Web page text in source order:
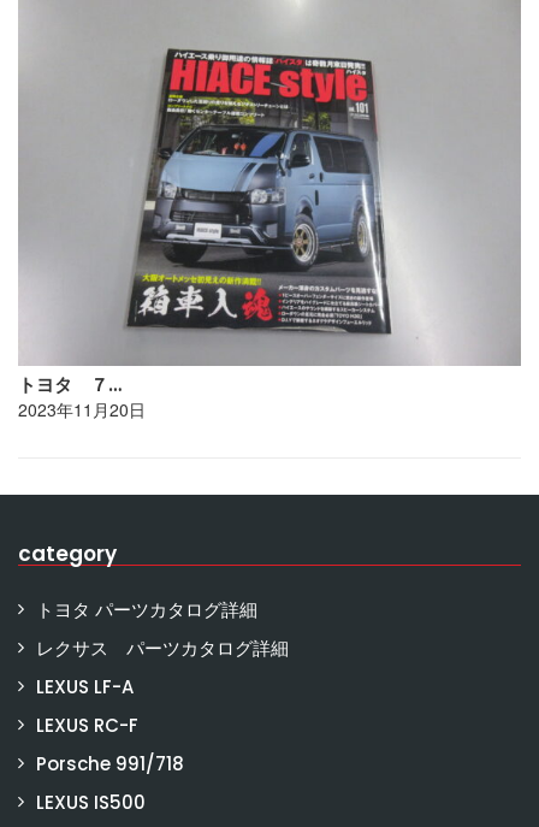
トヨタ ７…
2023年11月20日
category
トヨタ パーツカタログ詳細
レクサス パーツカタログ詳細
LEXUS LF-A
LEXUS RC-F
Porsche 991/718
LEXUS IS500